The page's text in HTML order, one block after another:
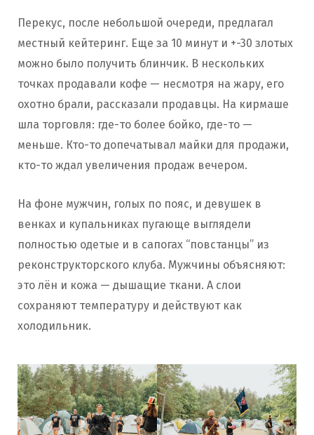
Перекус, после небольшой очереди, предлагал
местный кейтеринг. Еще за 10 минут и +-30 злотых
можно было получить блинчик. В нескольких
точках продавали кофе — несмотря на жару, его
охотно брали, рассказали продавцы. На кирмаше
шла торговля: где-то более бойко, где-то —
меньше. Кто-то допечатывал майки для продажи,
кто-то ждал увеличения продаж вечером.
На фоне мужчин, голых по пояс, и девушек в
венках и купальниках пугающе выглядели
полностью одетые и в сапогах “повстанцы” из
реконструкторского клуба. Мужчины объясняют:
это лён и кожа — дышащие ткани. А слои
сохраняют температуру и действуют как
холодильник.